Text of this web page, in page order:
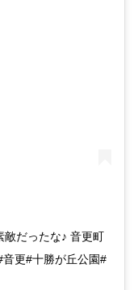
だったな♪ 音更町
更#十勝が丘公園#